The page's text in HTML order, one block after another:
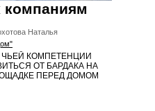
Наталья
ЧЬЕЙ КОМПЕТЕНЦИИ
ОТ БАРДАКА НА
ПЕРЕД ДОМОМ